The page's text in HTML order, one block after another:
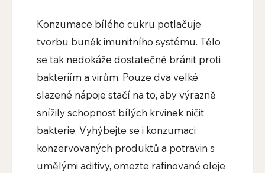
Konzumace bílého cukru potlačuje
tvorbu buněk imunitního systému. Tělo
se tak nedokáže dostatečně bránit proti
bakteriím a virům. Pouze dva velké
slazené nápoje stačí na to, aby výrazně
snížily schopnost bílých krvinek ničit
bakterie. Vyhýbejte se i konzumaci
konzervovaných produktů a potravin s
umělými aditivy, omezte rafinované oleje